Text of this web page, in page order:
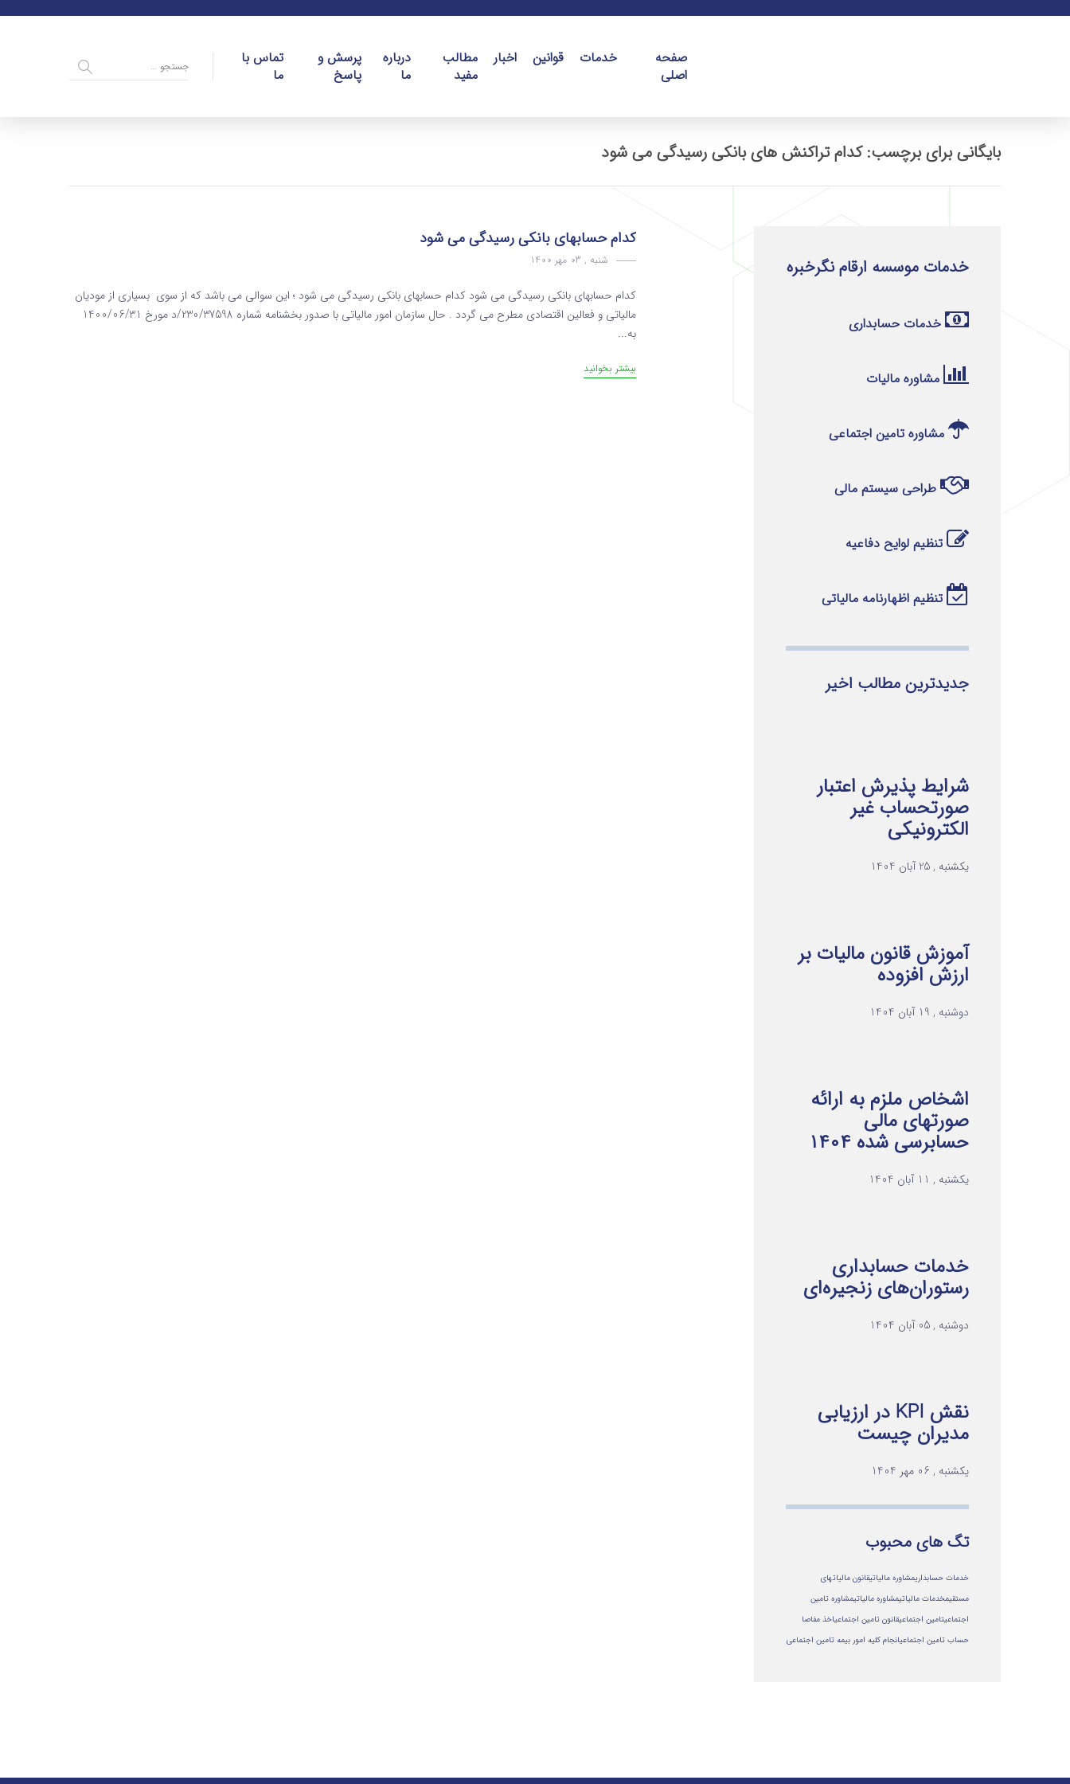
صفحه
اصلی
خدمات قوانین اخبار
مطالب
مفید
درباره
ما
پرسش و
پاسخ
تماس با
ما
بایگانی برای برچسب: کدام تراکنش های بانکی رسیدگی می شود
کدام حسابهای بانکی رسیدگی می شود
شنبه , 03 مهر 1400
کدام حسابهای بانکی رسیدگی می شود کدام حسابهای بانکی رسیدگی می شود ؛ این سوالی می باشد که از سوی بسیاری از مودیان
مالیاتی و فعالین اقتصادی مطرح می گردد . حال سازمان امور مالیاتی با صدور بخشنامه شماره 230/37598/د مورخ 1400/06/31
به...
بیشتر بخوانید
خدمات موسسه ارقام نگرخبره
خدمات حسابداری
مشاوره مالیات
مشاوره تامین اجتماعی
طراحی سیستم مالی
تنظیم لوایح دفاعیه
تنظیم اظهارنامه مالیاتی
جدیدترین مطالب اخیر
شرایط پذیرش اعتبار
صورتحساب غیر
الکترونیکی
یکشنبه , 25 آبان 1404
آموزش قانون مالیات بر
ارزش افزوده
دوشنبه , 19 آبان 1404
اشخاص ملزم به ارائه
صورتهای مالی
حسابرسی شده ۱۴۰۴
یکشنبه , 11 آبان 1404
خدمات حسابداری
رستوران‌های زنجیره‌ای
دوشنبه , 05 آبان 1404
نقش KPI در ارزیابی
مدیران چیست
یکشنبه , 06 مهر 1404
تگ های محبوب
خدمات حسابداریمشاوره مالیاتیقانون مالیاتهای
مستقیمخدمات مالیاتیمشاوره مالياتيمشاوره تامین
اجتماعیتامین اجتماعیقانون تامین اجتماعیاخذ مفاصا
حساب تامین اجتماعیانجام کلیه امور بیمه تامین اجتماعی